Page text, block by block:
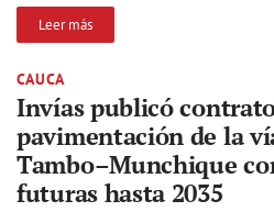
Leer más
CAUCA
Invías publicó
pavimentación de la
Tambo–Munchique
futuras hasta 2035